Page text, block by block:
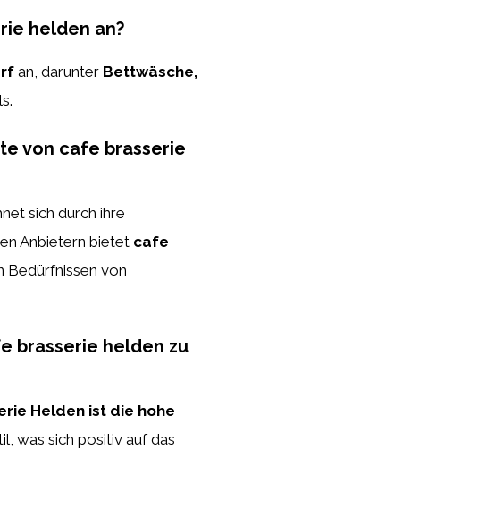
helden an?
an, darunter Bettwäsche,
von cafe brasserie
sich durch ihre
Anbietern bietet cafe
Bedürfnissen von
brasserie helden zu
Helden ist die hohe
was sich positiv auf das